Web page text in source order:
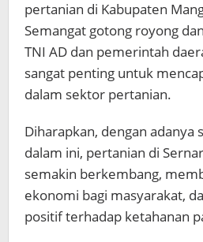
pertanian di Kabupaten
Semangat gotong royong
TNI AD dan pemerintah
sangat penting untuk
dalam sektor pertanian.
Diharapkan, dengan adanya
dalam ini, pertanian di
semakin berkembang,
ekonomi bagi masyarakat,
positif terhadap ketahanan